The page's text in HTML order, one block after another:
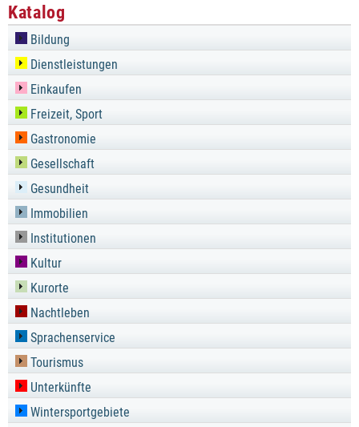
Katalog
Bildung
Dienstleistungen
Einkaufen
Freizeit, Sport
Gastronomie
Gesellschaft
Gesundheit
Immobilien
Institutionen
Kultur
Kurorte
Nachtleben
Sprachenservice
Tourismus
Unterkünfte
Wintersportgebiete